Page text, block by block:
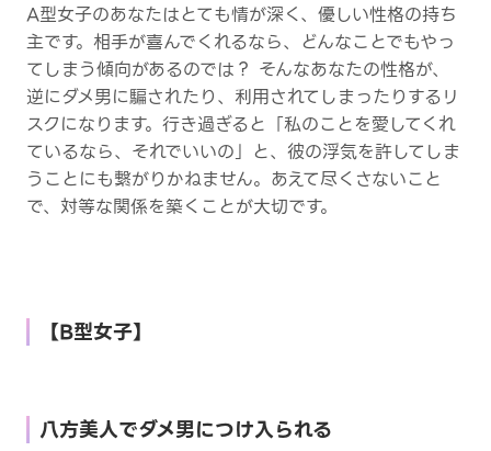
A型女子のあなたはとても情が深く、優しい性格の持ち
主です。相手が喜んでくれるなら、どんなことでもやっ
てしまう傾向があるのでは？ そんなあなたの性格が、
逆にダメ男に騙されたり、利用されてしまったりするリ
スクになります。行き過ぎると「私のことを愛してくれ
ているなら、それでいいの」と、彼の浮気を許してしま
うことにも繋がりかねません。あえて尽くさないこと
で、対等な関係を築くことが大切です。
【B型女子】
八方美人でダメ男につけ入られる